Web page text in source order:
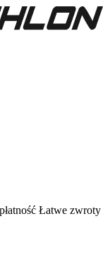
Łatwe zwroty